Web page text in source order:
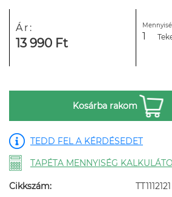
Ár:
13 990 Ft
Kosárba rakom
TEDD FEL A KÉRDÉSEDET
TAPÉTA MENNYISÉG
Cikkszám: TT1112121